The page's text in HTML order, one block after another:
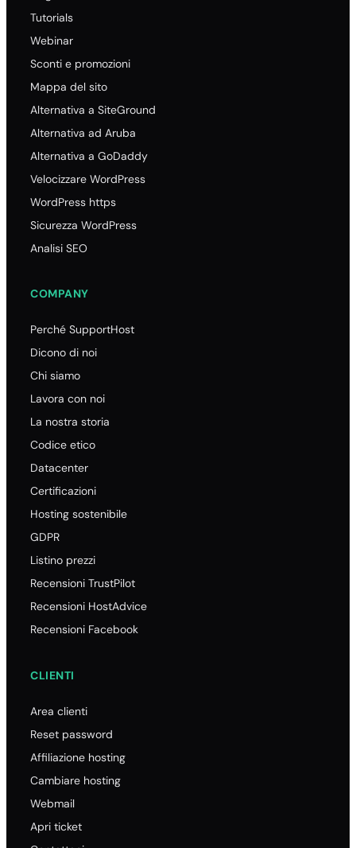
Tutorials
Webinar
Sconti e promozioni
Mappa del sito
Alternativa a SiteGround
Alternativa ad Aruba
Alternativa a GoDaddy
Velocizzare WordPress
WordPress https
Sicurezza WordPress
Analisi SEO
COMPANY
Perché SupportHost
Dicono di noi
Chi siamo
Lavora con noi
La nostra storia
Codice etico
Datacenter
Certificazioni
Hosting sostenibile
GDPR
Listino prezzi
Recensioni TrustPilot
Recensioni HostAdvice
Recensioni Facebook
CLIENTI
Area clienti
Reset password
Affiliazione hosting
Cambiare hosting
Webmail
Apri ticket